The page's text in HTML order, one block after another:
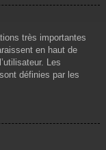
très importantes
en haut de
Les
définies par les